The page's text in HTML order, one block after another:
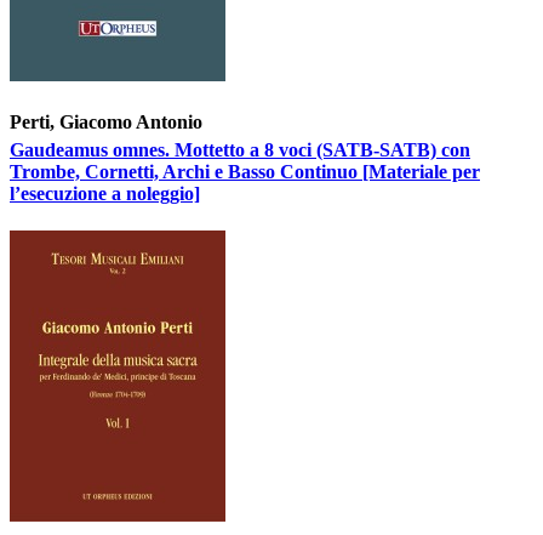
Perti, Giacomo Antonio
Gaudeamus omnes. Mottetto a 8 voci (SATB-SATB) con
Trombe, Cornetti, Archi e Basso Continuo [Materiale per
l’esecuzione a noleggio]